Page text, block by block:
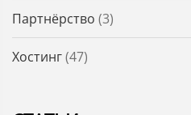
Партнёрство (3)
Хостинг(47)